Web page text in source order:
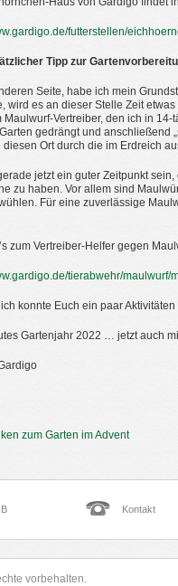
futterstellen/
Tipp zur
Seite, habe ich mein
wird es an dieser Stelle Zeit
Maulwurf-Vertreiber, den ich in
gedrängt und anschließend
diesen Ort durch die im Erdreich
jetzt ein guter Zeitpunkt
zu haben. Vor allem sind
Für eine zuverlässige
zum Vertreiber-Helfer gegen
tierabwehr/
konnte Euch ein paar
Gartenjahr 2022 … jetzt auch
zum Garten im Advent
Kontakt
vorbehalten.